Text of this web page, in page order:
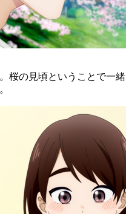
桜の見頃ということで一